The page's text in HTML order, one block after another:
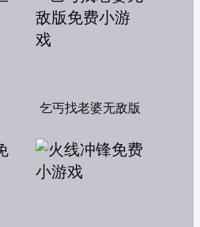
乞丐找老婆无敌版